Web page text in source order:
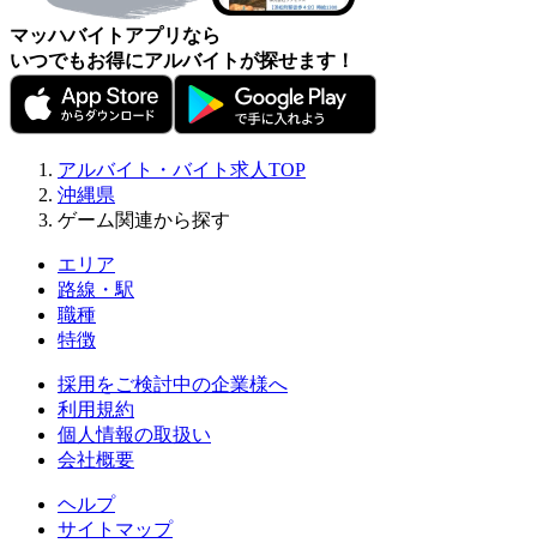
マッハバイトアプリなら
いつでもお得にアルバイトが探せます！
アルバイト・バイト求人TOP
沖縄県
ゲーム関連から探す
エリア
路線・駅
職種
特徴
採用をご検討中の企業様へ
利用規約
個人情報の取扱い
会社概要
ヘルプ
サイトマップ